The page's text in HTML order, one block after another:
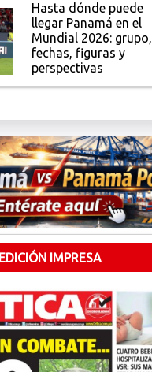
Hasta dónde puede
llegar Panamá en el
Mundial 2026: grupo,
fechas, figuras y
perspectivas
EDICIÓN IMPRESA